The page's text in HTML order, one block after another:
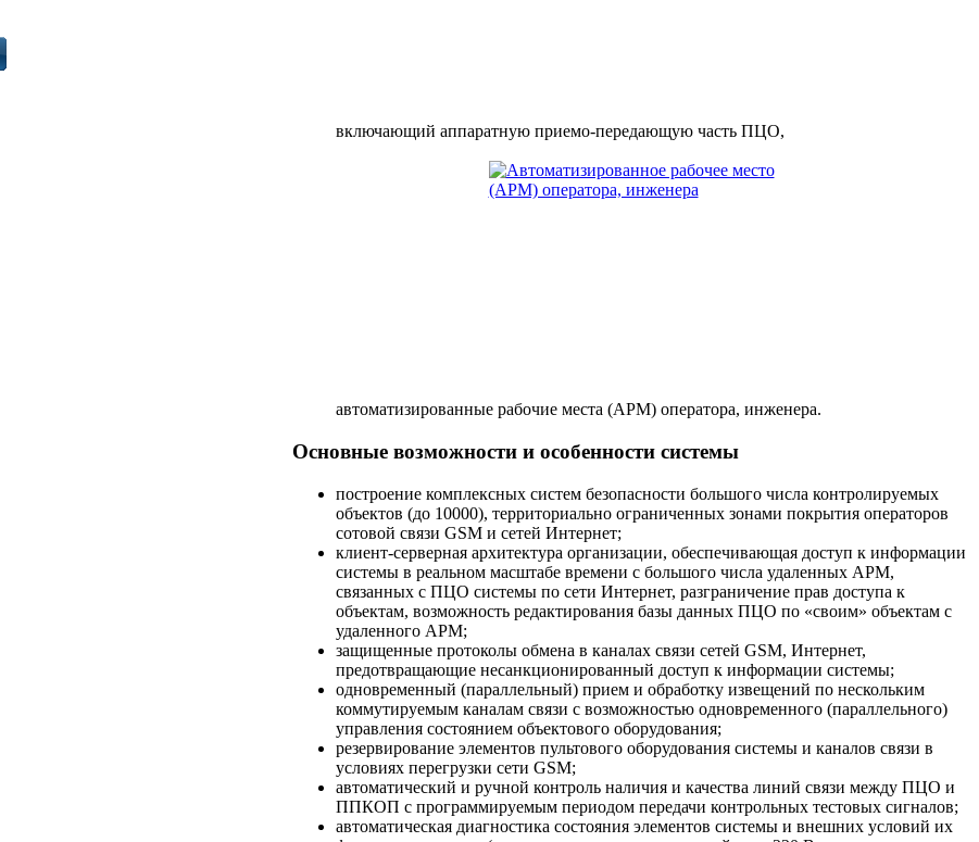
включающий аппаратную приемо-передающую часть ПЦО,
автоматизированные рабочие места (АРМ) оператора, инженера.
Основные возможности и особенности системы
построение комплексных систем безопасности большого числа контролируемых
объектов (до 10000), территориально ограниченных зонами покрытия операторов
сотовой связи GSM и сетей Интернет;
клиент-серверная архитектура организации, обеспечивающая доступ к информации
системы в реальном масштабе времени с большого числа удаленных АРМ,
связанных с ПЦО системы по сети Интернет, разграничение прав доступа к
объектам, возможность редактирования базы данных ПЦО по «своим» объектам с
удаленного АРМ;
защищенные протоколы обмена в каналах связи сетей GSM, Интернет,
предотвращающие несанкционированный доступ к информации системы;
одновременный (параллельный) прием и обработку извещений по нескольким
коммутируемым каналам связи с возможностью одновременного (параллельного)
управления состоянием объектового оборудования;
резервирование элементов пультового оборудования системы и каналов связи в
условиях перегрузки сети GSM;
автоматический и ручной контроль наличия и качества линий связи между ПЦО и
ППКОП с программируемым периодом передачи контрольных тестовых сигналов;
автоматическая диагностика состояния элементов системы и внешних условий их